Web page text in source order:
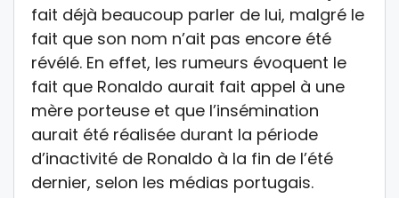
fait déjà beaucoup parler de lui, malgré le
fait que son nom n’ait pas encore été
révélé. En effet, les rumeurs évoquent le
fait que Ronaldo aurait fait appel à une
mère porteuse et que l’insémination
aurait été réalisée durant la période
d’inactivité de Ronaldo à la fin de l’été
dernier, selon les médias portugais.